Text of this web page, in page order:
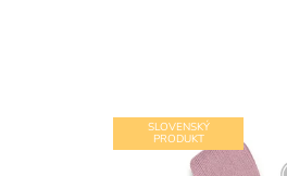
SLOVENSKÝ
PRODUKT